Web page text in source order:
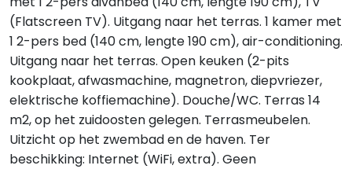
(Flatscreen TV). Uitgang naar het terras. 1 kamer met
1 2-pers bed (140 cm, lengte 190 cm), air-conditioning.
Uitgang naar het terras. Open keuken (2-pits
kookplaat, afwasmachine, magnetron, diepvriezer,
elektrische koffiemachine). Douche/WC. Terras 14
m2, op het zuidoosten gelegen. Terrasmeubelen.
Uitzicht op het zwembad en de haven. Ter
beschikking: Internet (WiFi, extra). Geen